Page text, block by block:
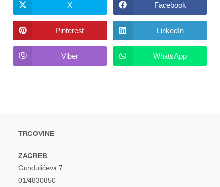
Opens
in
a
new
window
X
Opens
in
a
new
window
Facebook
Opens
in
a
new
window
Pinterest
Opens
in
a
new
window
LinkedIn
Opens
in
Viber
Opens
in
WhatsApp
TRGOVINE
ZAGREB
Gundulićeva 7
01/4830850